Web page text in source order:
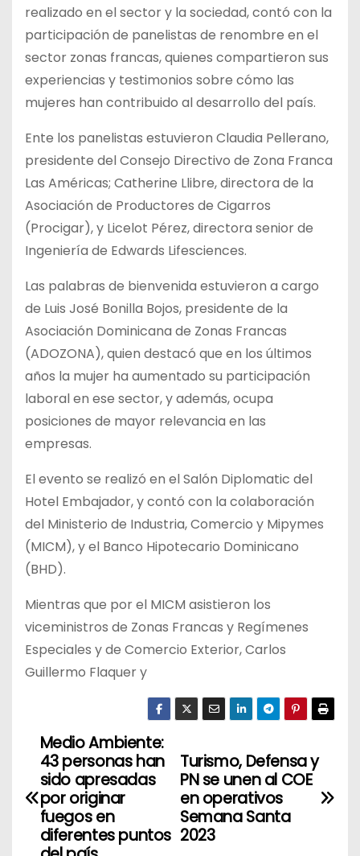
realizado en el sector y la sociedad, contó con la
participación de panelistas de renombre en el
sector zonas francas, quienes compartieron sus
experiencias y testimonios sobre cómo las
mujeres han contribuido al desarrollo del país.
Ente los panelistas estuvieron Claudia Pellerano,
presidente del Consejo Directivo de Zona Franca
Las Américas; Catherine Llibre, directora de la
Asociación de Productores de Cigarros
(Procigar), y Licelot Pérez, directora senior de
Ingeniería de Edwards Lifesciences.
Las palabras de bienvenida estuvieron a cargo
de Luis José Bonilla Bojos, presidente de la
Asociación Dominicana de Zonas Francas
(ADOZONA), quien destacó que en los últimos
años la mujer ha aumentado su participación
laboral en ese sector, y además, ocupa
posiciones de mayor relevancia en las
empresas.
El evento se realizó en el Salón Diplomatic del
Hotel Embajador, y contó con la colaboración
del Ministerio de Industria, Comercio y Mipymes
(MICM), y el Banco Hipotecario Dominicano
(BHD).
Mientras que por el MICM asistieron los
viceministros de Zonas Francas y Regímenes
Especiales y de Comercio Exterior, Carlos
Guillermo Flaquer y
N
a
Turismo, Defensa y
PN se unen al COE
en operativos
Semana Santa
2023
Medio Ambiente:
43 personas han
sido apresadas
por originar
fuegos en
diferentes puntos